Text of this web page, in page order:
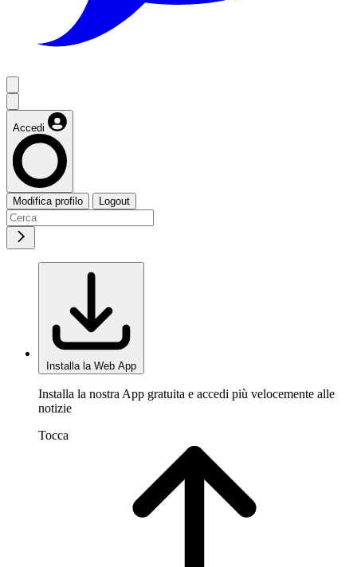
Accedi
Modifica profilo Logout
Installa la Web App
Installa la nostra App gratuita e accedi più velocemente alle
notizie
Tocca